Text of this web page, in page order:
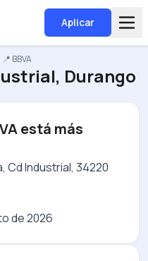
Aplicar
📍 BBVA
Durango
está más
Cd Industrial, 34220
de 2026